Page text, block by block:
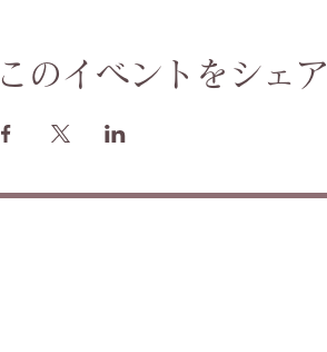
このイベントをシェア